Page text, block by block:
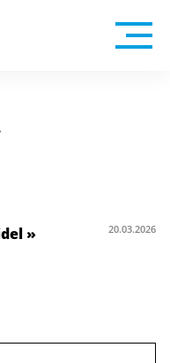
» 20.03.2026